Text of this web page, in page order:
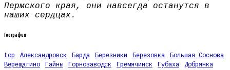
Пермского края, они навсегда останутся в
наших сердцах.
География
top Александровск Барда Березники Березовка
Большая Соснова
Верещагино
Гайны Горнозаводск Гремячинск Губаха
Добрянка